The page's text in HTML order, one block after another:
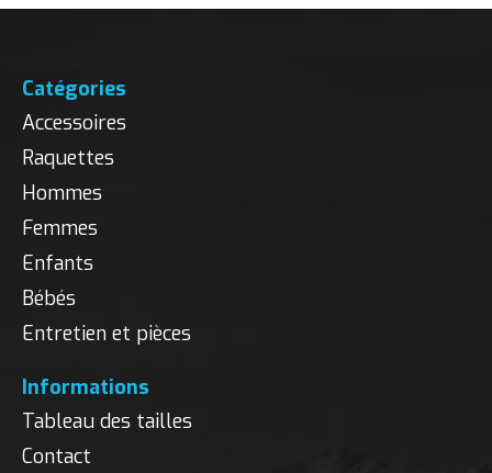
Catégories
Accessoires
Raquettes
Hommes
Femmes
Enfants
Bébés
Entretien et pièces
Informations
Tableau des tailles
Contact